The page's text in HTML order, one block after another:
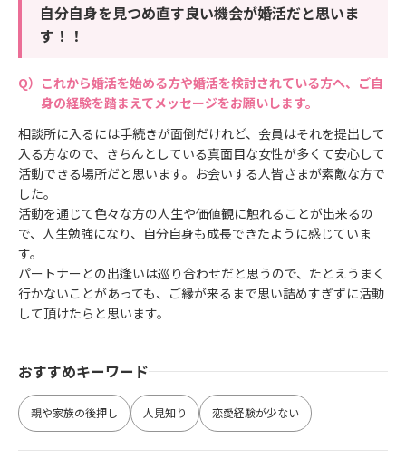
自分自身を見つめ直す良い機会が婚活だと思いま
す！！
これから婚活を始める方や婚活を検討されている方へ、ご自
身の経験を踏まえてメッセージをお願いします。
相談所に入るには手続きが面倒だけれど、会員はそれを提出して
入る方なので、きちんとしている真面目な女性が多くて安心して
活動できる場所だと思います。お会いする人皆さまが素敵な方で
した。
活動を通じて色々な方の人生や価値観に触れることが出来るの
で、人生勉強になり、自分自身も成長できたように感じていま
す。
パートナーとの出逢いは巡り合わせだと思うので、たとえうまく
行かないことがあっても、ご縁が来るまで思い詰めすぎずに活動
して頂けたらと思います。
おすすめキーワード
親や家族の後押し 人見知り 恋愛経験が少ない